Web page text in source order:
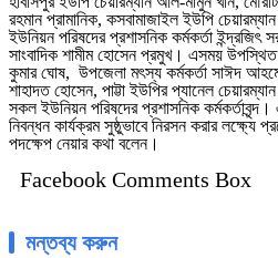
রহমান প্রামানিক, কসবামাজাইল ইউপি
ইউনিয়ন পরিষদের প্রশাসনিক কর্মকর্তা ইন্দ্রজিৎ
সাংবাদিক শামীম হোসেন প্রমুখ। এসময়
কুমার ঘোষ, উপজেলা মৎস্য কর্মকর্তা সাঈদ
শাহাদত হোসেন, পাট্টা ইউপির প্যানেল
সকল ইউনিয়ন পরিষদের প্রশাসনিক
নিবন্ধন কার্যক্রম সুষ্ঠুভাবে নিরসন করার লক্ষ্যে
পদক্ষেপ নেয়ার কথা বলেন।
Facebook Comments Box
মন্তব্য করুন